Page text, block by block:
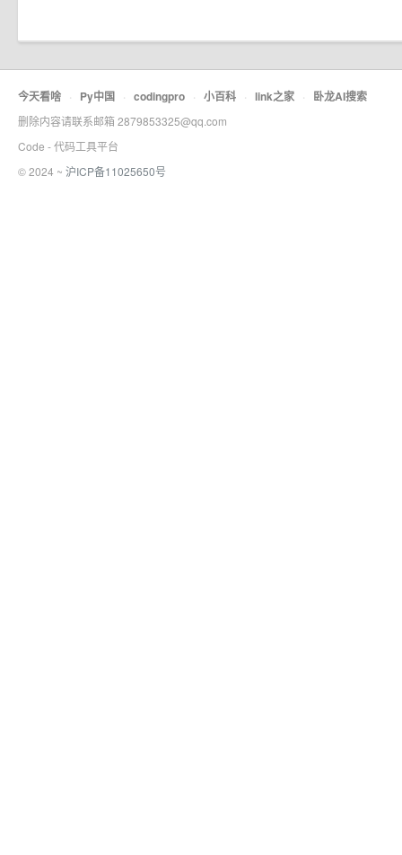
今天看啥 · Py中国 · codingpro · 小百科 · link之家 · 卧龙AI搜索
删除内容请联系邮箱 2879853325@qq.com
Code - 代码工具平台
© 2024 ~ 沪ICP备11025650号